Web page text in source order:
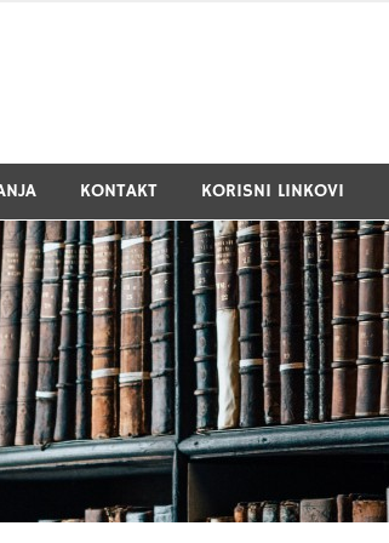
KONTAKT KORISNI LINKOVI